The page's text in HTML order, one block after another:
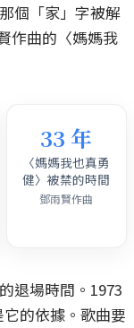
個「家」字被解
作曲的〈媽媽我
33 年
〈媽媽我也真勇
健〉被禁的時間
鄧雨賢作曲
退場時間。1973
的依據。歌曲要